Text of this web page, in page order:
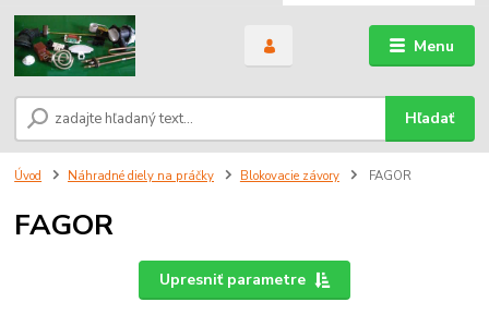
Menu
Hľadať
Úvod Náhradné diely na práčky Blokovacie závory FAGOR
FAGOR
Upresniť parametre